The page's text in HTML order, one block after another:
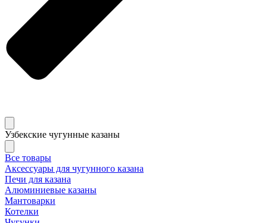
Узбекские чугунные казаны
Все товары
Аксессуары для чугунного казана
Печи для казана
Алюминиевые казаны
Мантоварки
Котелки